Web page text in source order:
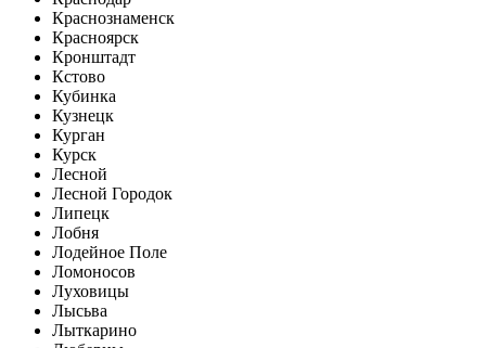
Краснознаменск
Красноярск
Кронштадт
Кстово
Кубинка
Кузнецк
Курган
Курск
Лесной
Лесной Городок
Липецк
Лобня
Лодейное Поле
Ломоносов
Луховицы
Лысьва
Лыткарино